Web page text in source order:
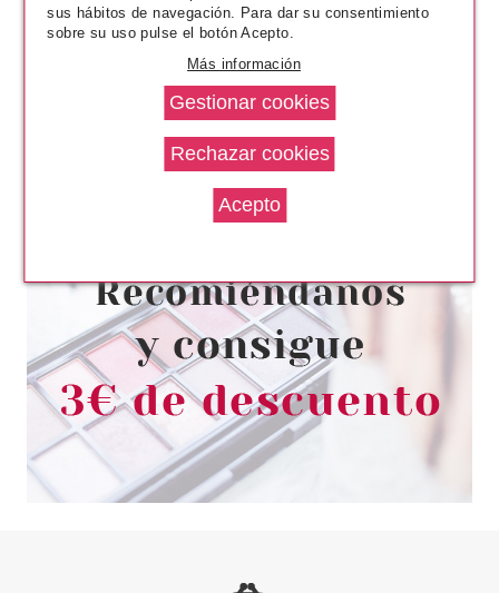
BABARIA
BABARIA LECHE CORPORAL
SKIN PROTECT+ 400 ML
2.75€
sus hábitos de navegación. Para dar su consentimiento
sobre su uso pulse el botón Acepto.
Más información